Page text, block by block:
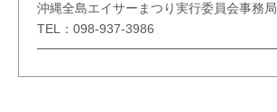
沖縄全島エイサーまつり実行委員会事務局
TEL：098-937-3986